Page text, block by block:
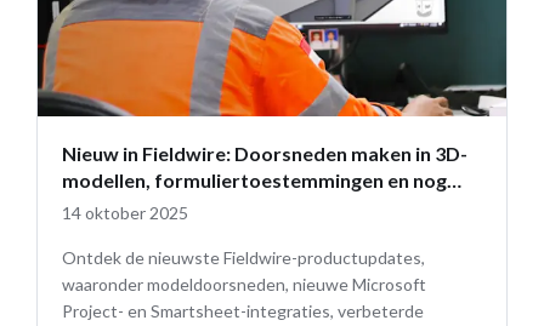
Nieuw in Fieldwire: Doorsneden maken in 3D-
modellen, formuliertoestemmingen en nog
veel meer
14 oktober 2025
Ontdek de nieuwste Fieldwire-productupdates,
waaronder modeldoorsneden, nieuwe Microsoft
Project- en Smartsheet-integraties, verbeterde